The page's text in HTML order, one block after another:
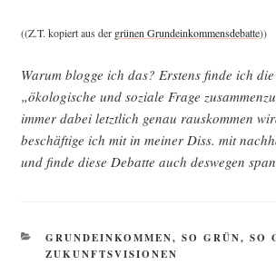
((Z.T. kopiert aus der grü­nen Grund­ein­kom­mens­de­bat­te))
War­um blog­ge ich das? Ers­tens fin­de ich
„öko­lo­gi­sche und sozia­le Fra­ge
immer dabei letzt­lich genau raus­kom­men
beschäf­ti­ge ich mit in mei­ner Diss. mit
und fin­de die­se Debat­te auch des­we­gen
KATEGORIEN
GRUNDEINKOMMEN, SO GRÜN, SO
ZUKUNFTSVISIONEN